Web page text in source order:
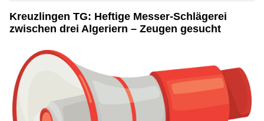
Kreuzlingen TG: Heftige Messer-Schlägerei
zwischen drei Algeriern – Zeugen gesucht